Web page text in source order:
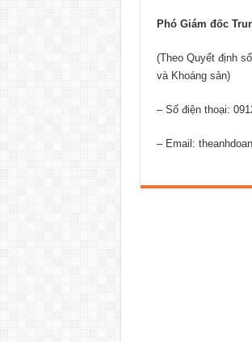
Phó Giám đốc
(Theo Quyết định
và Khoáng sản)
– Số điện thoại:
– Email: